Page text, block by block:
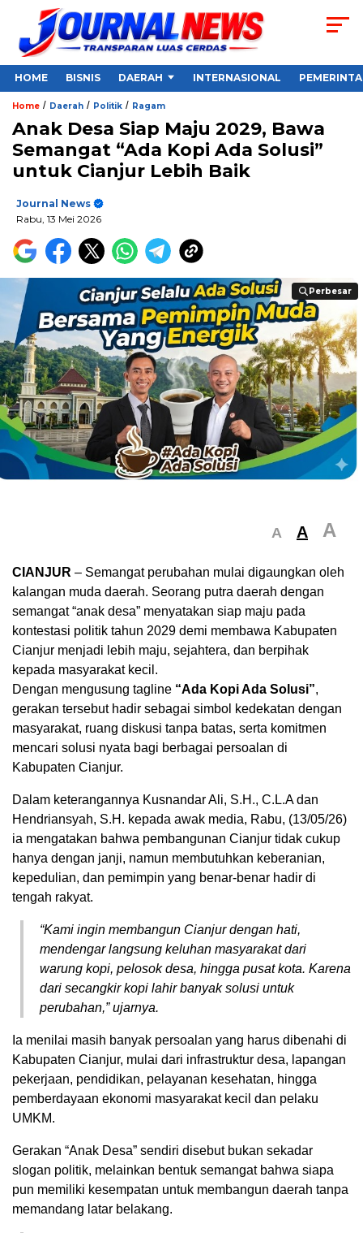
HOME BISNIS DAERAH INTERNASIONAL
Home / Daerah / Politik / Ragam
Anak Desa Siap Maju 2029, Bawa
Semangat “Ada Kopi Ada Solusi”
untuk Cianjur Lebih Baik
Journal News
Rabu, 13 Mei 2026
Perbesar
Perbesar
A A A
CIANJUR – Semangat perubahan mulai digaungkan oleh
kalangan muda daerah. Seorang putra daerah dengan
semangat “anak desa” menyatakan siap maju pada
kontestasi politik tahun 2029 demi membawa Kabupaten
Cianjur menjadi lebih maju, sejahtera, dan berpihak
kepada masyarakat kecil.
Dengan mengusung tagline “Ada Kopi Ada Solusi”,
gerakan tersebut hadir sebagai simbol kedekatan dengan
masyarakat, ruang diskusi tanpa batas, serta komitmen
mencari solusi nyata bagi berbagai persoalan di
Kabupaten Cianjur.
Dalam keterangannya Kusnandar Ali, S.H., C.L.A dan
Hendriansyah, S.H. kepada awak media, Rabu, (13/05/26)
ia mengatakan bahwa pembangunan Cianjur tidak cukup
hanya dengan janji, namun membutuhkan keberanian,
kepedulian, dan pemimpin yang benar-benar hadir di
tengah rakyat.
“Kami ingin membangun Cianjur dengan hati,
mendengar langsung keluhan masyarakat dari
warung kopi, pelosok desa, hingga pusat kota. Karena
dari secangkir kopi lahir banyak solusi untuk
perubahan,” ujarnya.
Ia menilai masih banyak persoalan yang harus dibenahi di
Kabupaten Cianjur, mulai dari infrastruktur desa, lapangan
pekerjaan, pendidikan, pelayanan kesehatan, hingga
pemberdayaan ekonomi masyarakat kecil dan pelaku
UMKM.
Gerakan “Anak Desa” sendiri disebut bukan sekadar
slogan politik, melainkan bentuk semangat bahwa siapa
pun memiliki kesempatan untuk membangun daerah tanpa
memandang latar belakang.